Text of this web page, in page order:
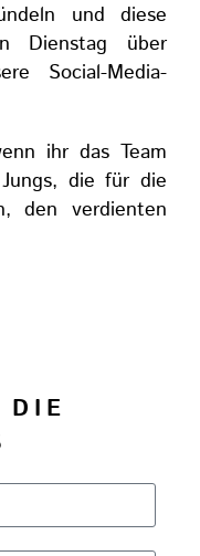
und diese
Dienstag über
Social-Media-
ihr das Team
die für die
den verdienten
DIE